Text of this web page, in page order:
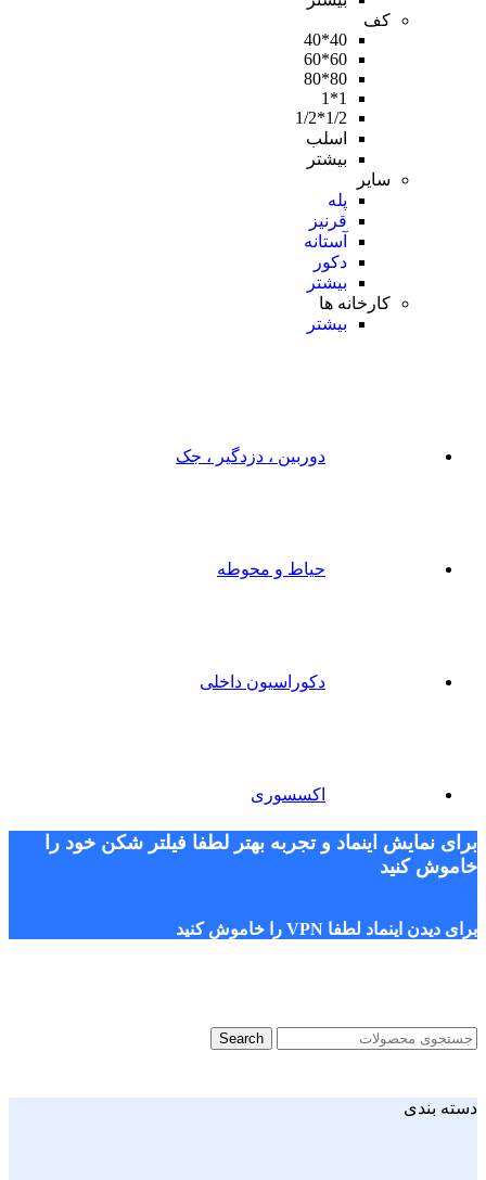
کف
40*40
60*60
80*80
1*1
1/2*1/2
اسلب
بیشتر
سایر
پله
قرنیز
آستانه
دکور
بیشتر
کارخانه ها
بیشتر
دوربین ، دزدگیر ، جک
حیاط و محوطه
دکوراسیون داخلی
اکسسوری
برای نمایش اینماد و تجربه بهتر لطفا فیلتر شکن خود را
خاموش کنید
برای دیدن اینماد لطفا VPN را خاموش کنید
Search
دسته بندی